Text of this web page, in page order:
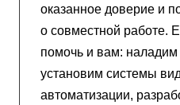
оказанное доверие и
о совместной работе.
помочь и вам: наладим
установим системы
автоматизации,